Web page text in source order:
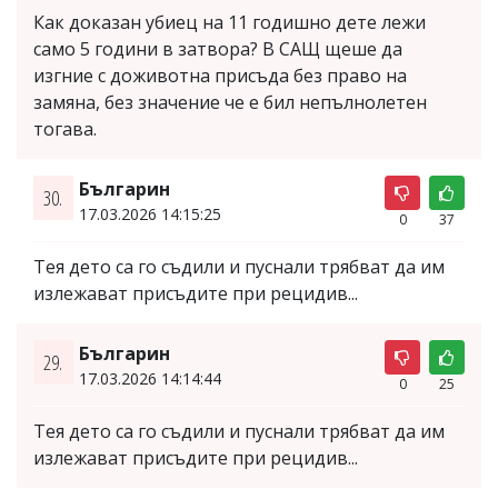
Как доказан убиец на 11 годишно дете лежи
само 5 години в затвора? В САЩ щеше да
изгние с доживотна присъда без право на
замяна, без значение че е бил непълнолетен
тогава.
30. Българин
17.03.2026 14:15:25 0 37
Тея дето са го съдили и пуснали трябват да им
излежават присъдите при рецидив...
29. Българин
17.03.2026 14:14:44 0 25
Тея дето са го съдили и пуснали трябват да им
излежават присъдите при рецидив...